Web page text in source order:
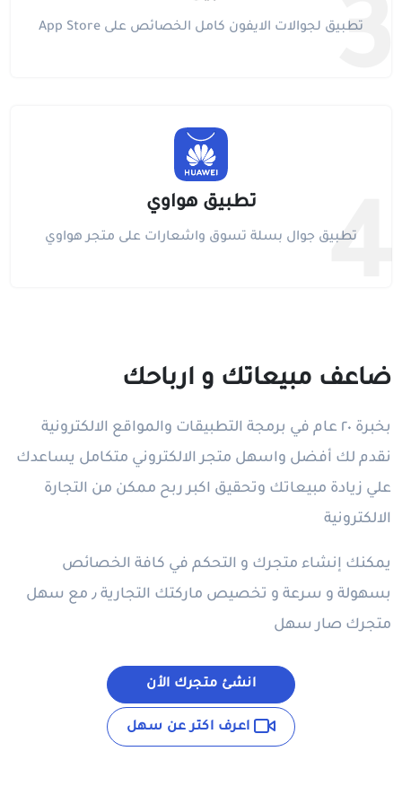
تطبيق لجوالات الايفون كامل الخصائص على App Store
3
تطبيق هواوي
تطبيق جوال بسلة تسوق واشعارات على متجر هواوي
4
ضاعف مبيعاتك و ارباحك
بخبرة ٢٠ عام في برمجة التطبيقات والمواقع الالكترونية
نقدم لك أفضل واسهل متجر الالكتروني متكامل يساعدك
علي زيادة مبيعاتك وتحقيق اكبر ربح ممكن من التجارة
الالكترونية
يمكنك إنشاء متجرك و التحكم في كافة الخصائص
بسهولة و سرعة و تخصيص ماركتك التجارية ٫ مع سهل
متجرك صار سهل
انشئ متجرك الأن
اعرف اكتر عن سهل